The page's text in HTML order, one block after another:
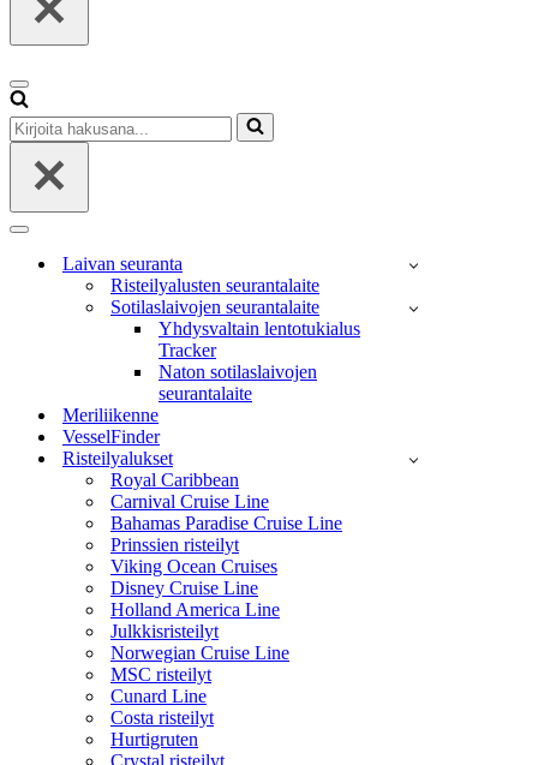
Valikko
Kirjoita
hakusana...
Valikko
Laivan seuranta
Risteilyalusten seurantalaite
Sotilaslaivojen seurantalaite
Yhdysvaltain lentotukialus
Tracker
Naton sotilaslaivojen
seurantalaite
Meriliikenne
VesselFinder
Risteilyalukset
Royal Caribbean
Carnival Cruise Line
Bahamas Paradise Cruise Line
Prinssien risteilyt
Viking Ocean Cruises
Disney Cruise Line
Holland America Line
Julkkisristeilyt
Norwegian Cruise Line
MSC risteilyt
Cunard Line
Costa risteilyt
Hurtigruten
Crystal risteilyt